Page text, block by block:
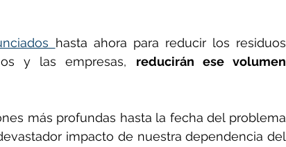
hasta ahora para reducir los residuos
y las empresas, reducirán ese volumen
más profundas hasta la fecha del problema
impacto de nuestra dependencia del